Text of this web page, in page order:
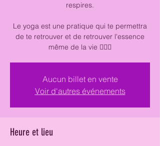
respires.
Le yoga est une pratique qui te permettra
de te retrouver et de retrouver l'essence
même de la vie 🧘🏽‍♀️
Aucun billet en vente
Voir d'autres événements
Heure et lieu